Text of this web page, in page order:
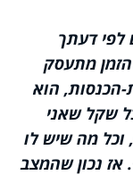
דעתך
מתעסק
הכנסות, הוא
שקל שאני
וכל מה שיש לו
אז נכון שהמצב